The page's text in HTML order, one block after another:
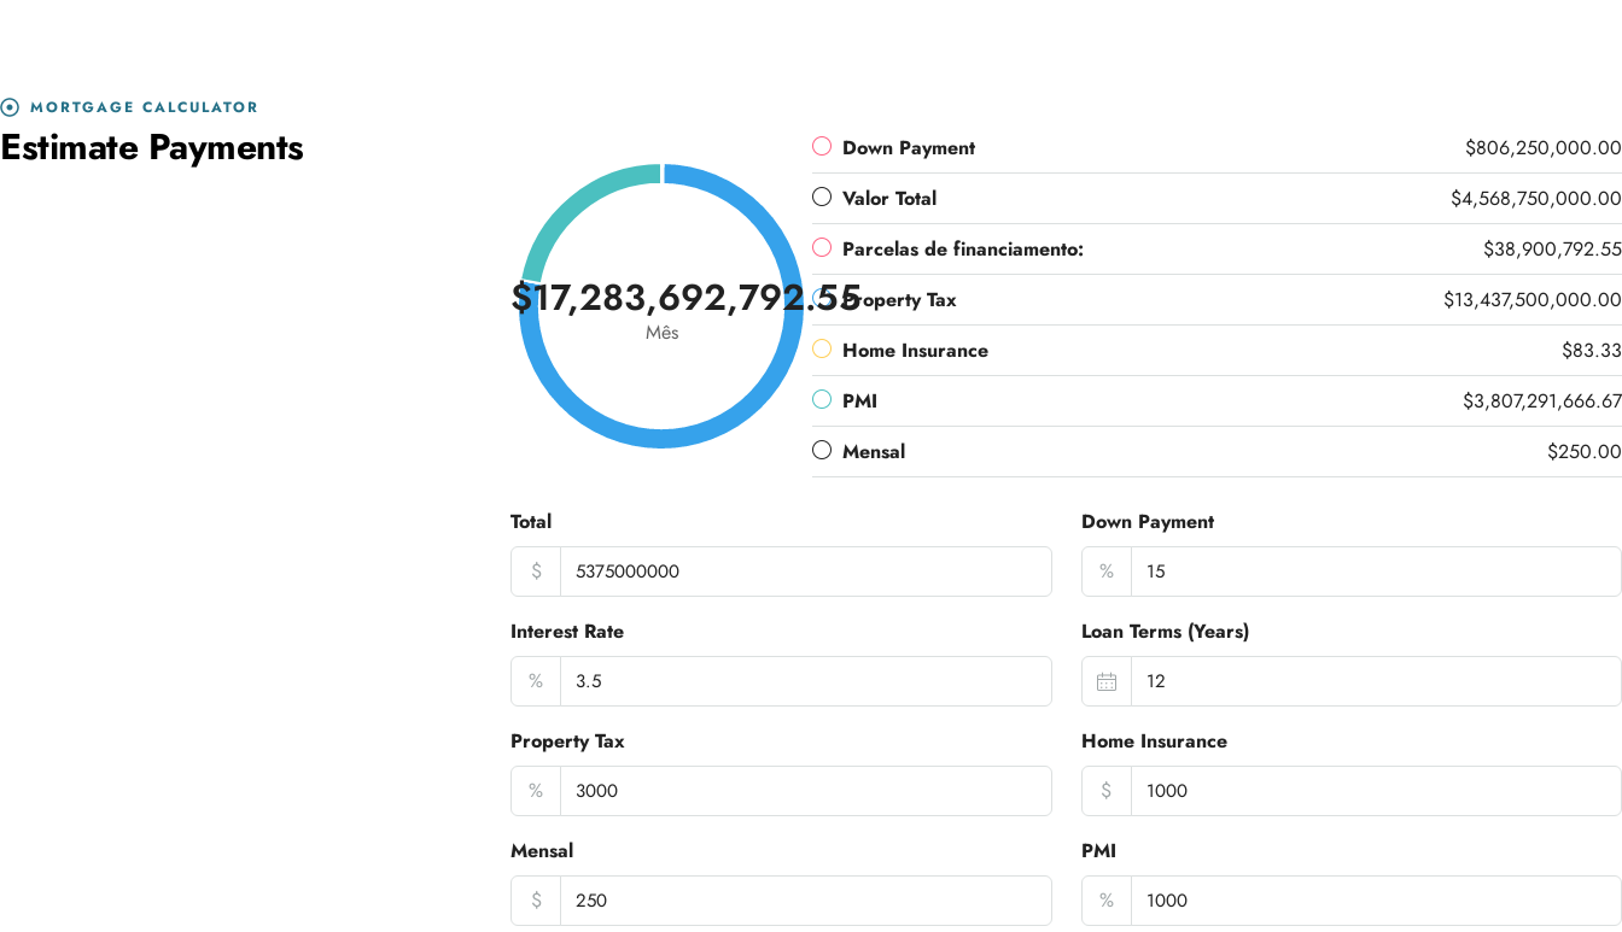
MORTGAGE CALCULATOR
Estimate Payments
$17,283,692,792.55
Mês
Down Payment
$806,250,000.00
Valor Total
$4,568,750,000.00
Parcelas de financiamento:
$38,900,792.55
Property Tax
$13,437,500,000.00
Home Insurance
$83.33
PMI
$3,807,291,666.67
Mensal
$250.00
Total
$
Down Payment
%
Interest Rate
%
Loan Terms (Years)
Property Tax
%
Home Insurance
$
Mensal
$
PMI
%